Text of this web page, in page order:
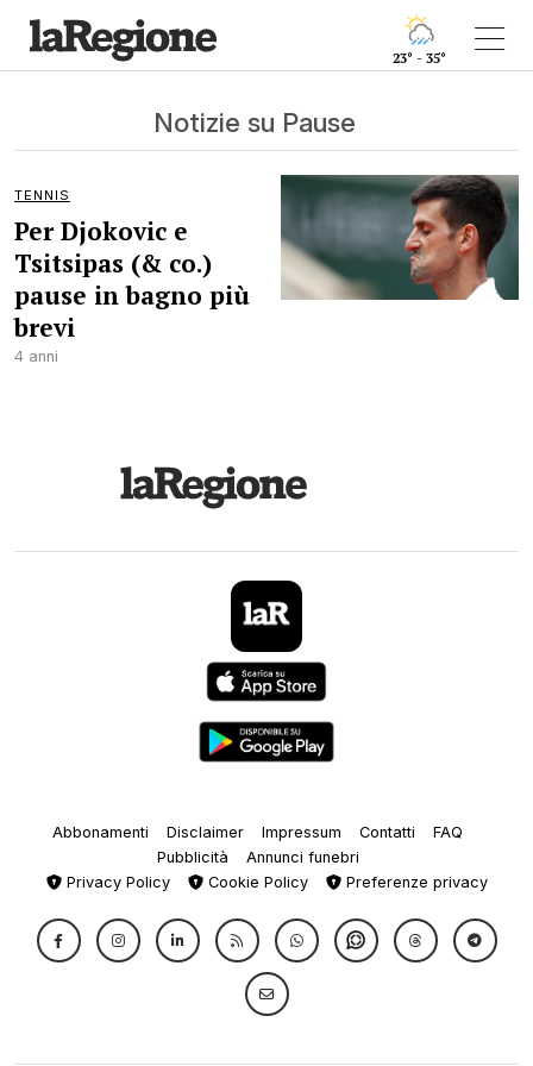
23° - 35°
Notizie su Pause
TENNIS
Per Djokovic e
Tsitsipas (& co.)
pause in bagno più
brevi
4 anni
Abbonamenti Disclaimer Impressum Contatti
FAQ
Pubblicità
Annunci funebri
Privacy Policy
Cookie Policy Preferenze privacy